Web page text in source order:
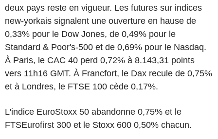
deux pays reste en vigueur. Les futures sur indices
new-yorkais signalent une ouverture en hause de
0,33% pour le Dow Jones, de 0,49% pour le
Standard & Poor's-500 et de 0,69% pour le Nasdaq.
À Paris, le CAC 40 perd 0,72% à 8.143,31 points
vers 11h16 GMT. À Francfort, le Dax recule de 0,75%
et à Londres, le FTSE 100 cède 0,17%.
L'indice EuroStoxx 50 abandonne 0,75% et le
FTSEurofirst 300 et le Stoxx 600 0,50% chacun.